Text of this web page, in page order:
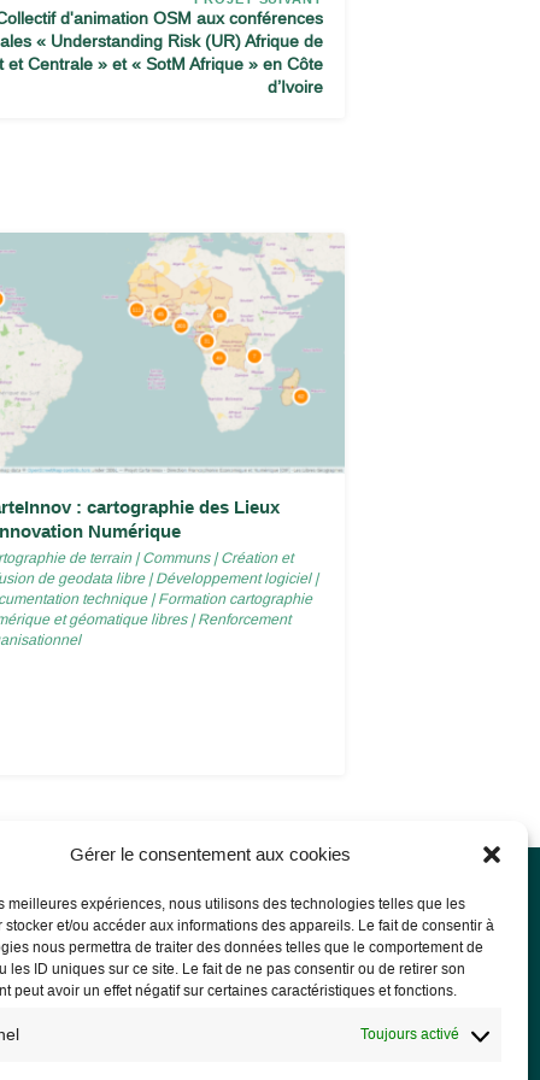
Gérer le consentement aux cookies
meilleures expériences, nous utilisons des technologies telles que les
stocker et/ou accéder aux informations des appareils. Le fait de consentir à
nous permettra de traiter des données telles que le comportement de
les ID uniques sur ce site. Le fait de ne pas consentir ou de retirer son
peut avoir un effet négatif sur certaines caractéristiques et fonctions.
Toujours activé
d'animation OSM aux conférences
« Understanding Risk (UR) Afrique de
et Centrale » et « SotM Afrique » en Côte
d’Ivoire
: cartographie des Lieux
Numérique
de terrain|Communs|Création et
de geodata libre|Développement logiciel|
technique|Formation cartographie
et géomatique libres|Renforcement
légales
légales